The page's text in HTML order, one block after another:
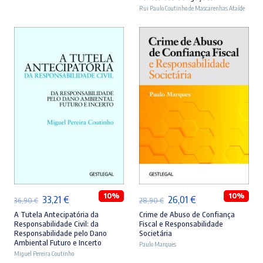
Rui Paulo Coutinho de Mascarenhas Ataíde
36,90€ O
preço
original
era:
33,21 €O
preço
atual
é:
10%
A Tutela Antecipatória da
Responsabilidade Civil: da
Responsabilidade pelo Dano
Ambiental Futuro e Incerto
Miguel Pereira Coutinho
ADICIONAR
28,90€ O
preço
original
era:
26,01 €O
preço
atual
10%
Crime de Abuso de Confiança
Fiscal e Responsabilidade
Societária
Paulo Marques